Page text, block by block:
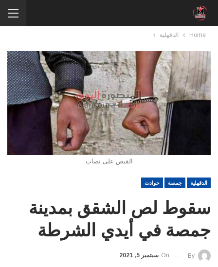
Home الدقهلية
القبض على نصاب
الدقهلية جمصة حوادث
سقوط لص الشقق بمدينة
جمصة في أيدي الشرطة
By
On سبتمبر 5, 2021